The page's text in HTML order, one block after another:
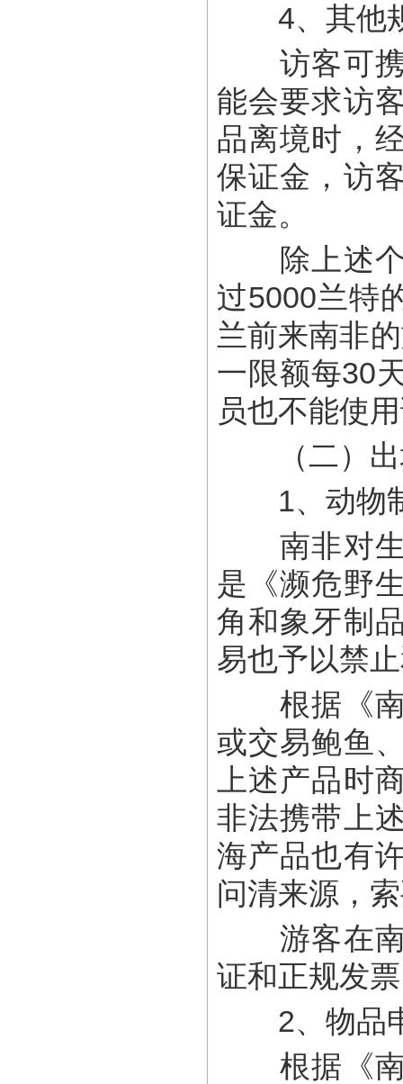
4、其他
访客可携
能会要求访
品离境时，
保证金，访
证金。
除上述个
过5000兰特
兰前来南非
一限额每30
员也不能使
（二）出
1、动物制
南非对生
是《濒危野
角和象牙制
易也予以禁
根据《南
或交易鲍鱼
上述产品时
非法携带上
海产品也有
问清来源，
游客在南
证和正规发
2、物品
根据《南